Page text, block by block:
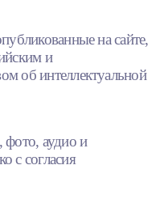
на сайте,
и
об интеллектуальной
фото, аудио и
с согласия